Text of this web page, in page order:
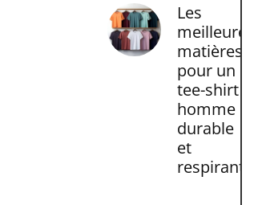
Les
meilleures
matières
pour un
tee-shirt
homme
durable
et
respirant